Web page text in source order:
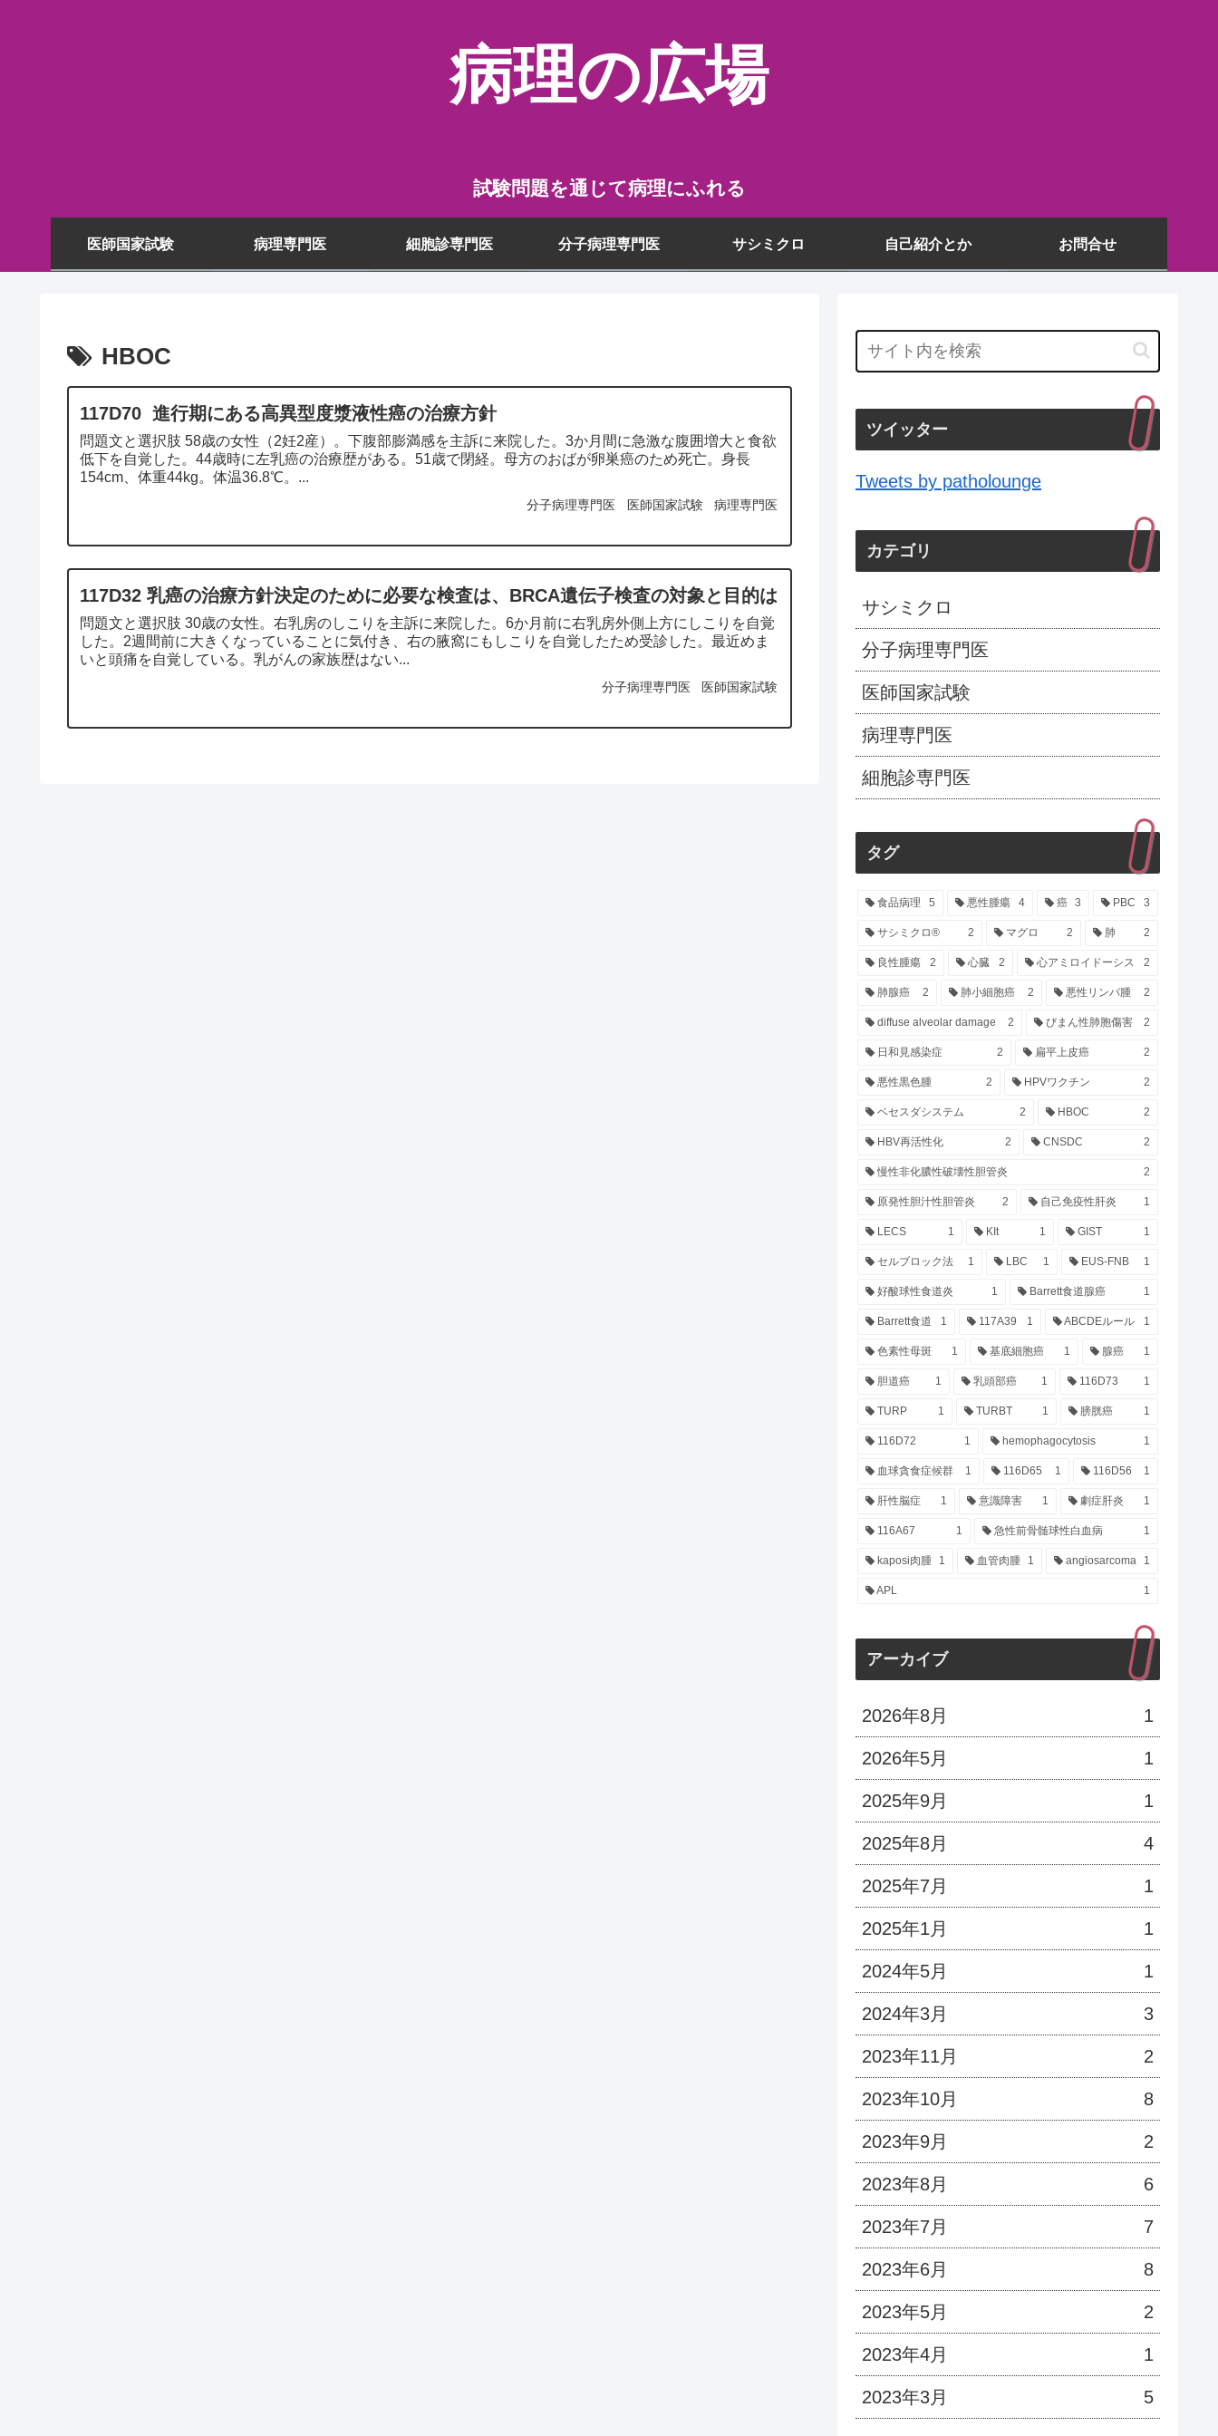
病理の広場
試験問題を通じて病理にふれる
医師国家試験 病理専門医 細胞診専門医 分子病理専門医 サシミクロ 自己紹介とか お問合せ
HBOC
117D70 進行期にある高異型度漿液性癌の治療方針
問題文と選択肢 58歳の女性（2妊2産）。下腹部膨満感を主訴に来院した。3か月間に急激な腹囲増大と食欲
低下を自覚した。44歳時に左乳癌の治療歴がある。51歳で閉経。母方のおばが卵巣癌のため死亡。身長
154cm、体重44kg。体温36.8℃。...
分子病理専門医 医師国家試験 病理専門医
117D32 乳癌の治療方針決定のために必要な検査は、BRCA遺伝子検査の対象と目的は
問題文と選択肢 30歳の女性。右乳房のしこりを主訴に来院した。6か月前に右乳房外側上方にしこりを自覚
した。2週間前に大きくなっていることに気付き、右の腋窩にもしこりを自覚したため受診した。最近めま
いと頭痛を自覚している。乳がんの家族歴はない...
分子病理専門医 医師国家試験
ツイッター
Tweets by patholounge
カテゴリ
サシミクロ
分子病理専門医
医師国家試験
病理専門医
細胞診専門医
タグ
食品病理 5 悪性腫瘍 4 癌 3 PBC 3
サシミクロ® 2 マグロ 2 肺 2
良性腫瘍 2 心臓 2 心アミロイドーシス 2
肺腺癌 2 肺小細胞癌 2 悪性リンパ腫 2
diffuse alveolar damage 2 びまん性肺胞傷害 2
日和見感染症 2 扁平上皮癌 2
悪性黒色腫 2 HPVワクチン 2
ベセスダシステム 2 HBOC 2
HBV再活性化 2 CNSDC 2
慢性非化膿性破壊性胆管炎 2
原発性胆汁性胆管炎 2 自己免疫性肝炎 1
LECS 1 KIt 1 GIST 1
セルブロック法 1 LBC 1 EUS-FNB 1
好酸球性食道炎 1 Barrett食道腺癌 1
Barrett食道 1 117A39 1 ABCDEルール 1
色素性母斑 1 基底細胞癌 1 腺癌 1
胆道癌 1 乳頭部癌 1 116D73 1
TURP 1 TURBT 1 膀胱癌 1
116D72 1 hemophagocytosis 1
血球貪食症候群 1 116D65 1 116D56 1
肝性脳症 1 意識障害 1 劇症肝炎 1
116A67 1 急性前骨髄球性白血病 1
kaposi肉腫 1 血管肉腫 1 angiosarcoma 1
APL 1
アーカイブ
2026年8月 1
2026年5月 1
2025年9月 1
2025年8月 4
2025年7月 1
2025年1月 1
2024年5月 1
2024年3月 3
2023年11月 2
2023年10月 8
2023年9月 2
2023年8月 6
2023年7月 7
2023年6月 8
2023年5月 2
2023年4月 1
2023年3月 5